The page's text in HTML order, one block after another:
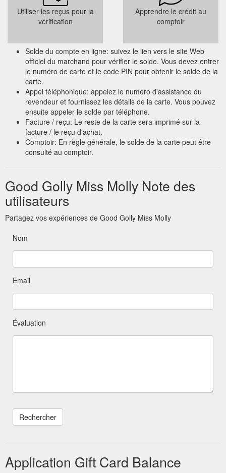
Utiliser les reçus pour la
vérification
Apprendre le crédit au
comptoir
Solde du compte en ligne: suivez le lien vers le site Web
officiel du marchand pour vérifier le solde. Vous devez entrer
le numéro de carte et le code PIN pour obtenir le solde de la
carte.
Appel téléphonique: appelez le numéro d'assistance du
revendeur et fournissez les détails de la carte. Vous pouvez
ensuite appeler le solde par téléphone.
Facture / reçu: Le reste de la carte sera imprimé sur la
facture / le reçu d'achat.
Comptoir: En règle générale, le solde de la carte peut être
consulté au comptoir.
Good Golly Miss Molly Note des
utilisateurs
Partagez vos expériences de Good Golly Miss Molly
Nom
Email
Évaluation
Application Gift Card Balance